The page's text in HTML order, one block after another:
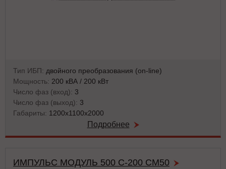
Тип ИБП: двойного преобразования (on-line)
Мощность: 200 кВА / 200 кВт
Число фаз (вход): 3
Число фаз (выход): 3
Габариты: 1200х1100х2000
Подробнее
ИМПУЛЬС МОДУЛЬ 500 С-200 СМ50